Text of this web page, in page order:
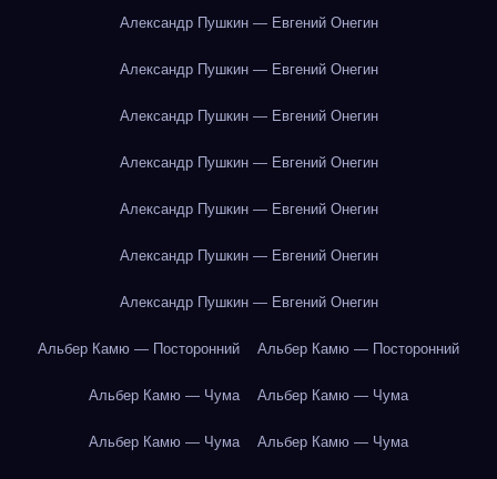
Александр Пушкин — Евгений Онегин
Александр Пушкин — Евгений Онегин
Александр Пушкин — Евгений Онегин
Александр Пушкин — Евгений Онегин
Александр Пушкин — Евгений Онегин
Александр Пушкин — Евгений Онегин
Александр Пушкин — Евгений Онегин
Альбер Камю — Посторонний Альбер Камю — Посторонний
Альбер Камю — Чума Альбер Камю — Чума
Альбер Камю — Чума Альбер Камю — Чума